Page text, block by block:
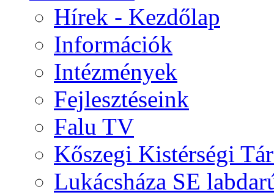
Hírek - Kezdőlap
Információk
Intézmények
Fejlesztéseink
Falu TV
Kőszegi Kistérségi
Lukácsháza SE